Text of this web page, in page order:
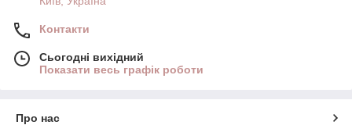
Контакти
Сьогодні вихідний
Показати весь графік роботи
Про нас